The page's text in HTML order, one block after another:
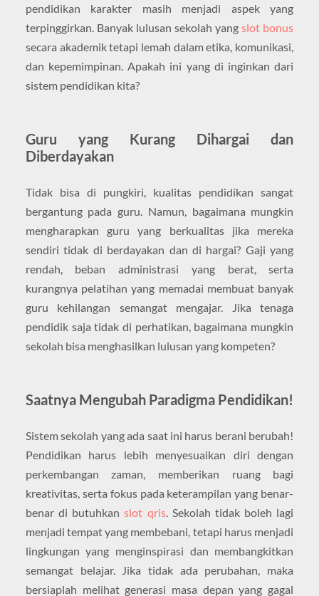
pendidikan karakter masih menjadi aspek yang
terpinggirkan. Banyak lulusan sekolah yangslot bonus
secara akademik tetapi lemah dalam etika, komunikasi,
dan kepemimpinan. Apakah ini yang di inginkan dari
sistem pendidikan kita?
Guru yang Kurang Dihargai dan
Diberdayakan
Tidak bisa di pungkiri, kualitas pendidikan sangat
bergantung pada guru. Namun, bagaimana mungkin
mengharapkan guru yang berkualitas jika mereka
sendiri tidak di berdayakan dan di hargai? Gaji yang
rendah, beban administrasi yang berat, serta
kurangnya pelatihan yang memadai membuat banyak
guru kehilangan semangat mengajar. Jika tenaga
pendidik saja tidak di perhatikan, bagaimana mungkin
sekolah bisa menghasilkan lulusan yang kompeten?
Saatnya Mengubah Paradigma Pendidikan!
Sistem sekolah yang ada saat ini harus berani berubah!
Pendidikan harus lebih menyesuaikan diri dengan
perkembangan zaman, memberikan ruang bagi
kreativitas, serta fokus pada keterampilan yang benar-
benar di butuhkanslot qris. Sekolah tidak boleh lagi
menjadi tempat yang membebani, tetapi harus menjadi
lingkungan yang menginspirasi dan membangkitkan
semangat belajar. Jika tidak ada perubahan, maka
bersiaplah melihat generasi masa depan yang gagal